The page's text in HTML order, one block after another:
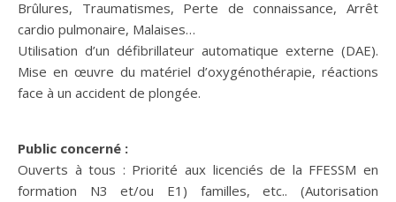
Brûlures, Traumatismes, Perte de connaissance, Arrêt
cardio pulmonaire, Malaises…
Utilisation d’un défibrillateur automatique externe (DAE).
Mise en œuvre du matériel d’oxygénothérapie, réactions
face à un accident de plongée.
Public concerné :
Ouverts à tous : Priorité aux licenciés de la FFESSM en
formation N3 et/ou E1) familles, etc.. (Autorisation